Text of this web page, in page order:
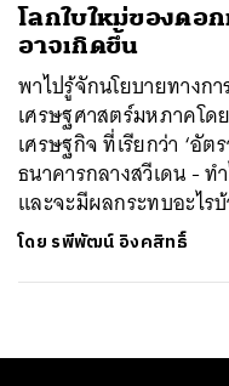
โลกใบใหม่ของดอ
อาจเกิดขึ้น
พาไปรู้จักนโยบายทางก
เศรษฐศาสตร์มหภาคโ
เศรษฐกิจ ที่เรียกว่า ‘อั
ธนาคารกลางสวีเดน - ท
และจะมีผลกระทบอะไร
โดย รพีพัฒน์ อิงคสิทธิ์